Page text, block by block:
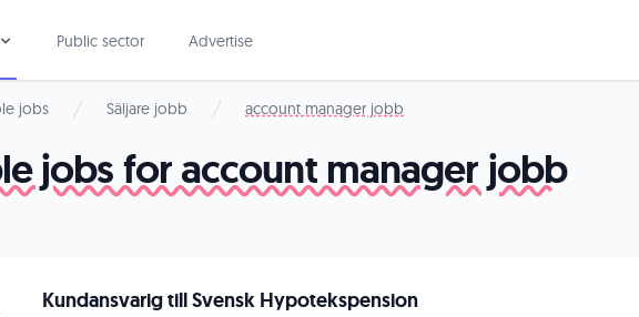
Public sector Advertise
jobs Säljare jobb account manager jobb
jobs for account manager jobb
Kundansvarig till Svensk Hypotekspension